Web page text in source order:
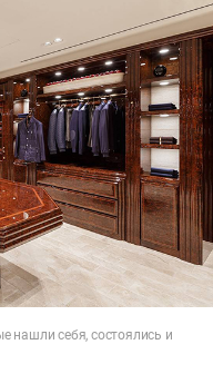
нашли себя, состоялись и